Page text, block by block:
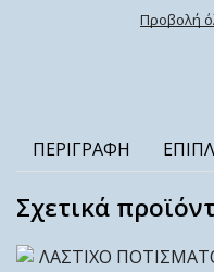
Προβολή
ΠΕΡΙΓΡΑΦΉ
Σχετικά